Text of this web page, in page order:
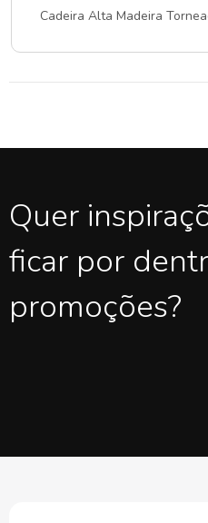
Cadeira Alta Madeira
Quer
ficar por
promoções?